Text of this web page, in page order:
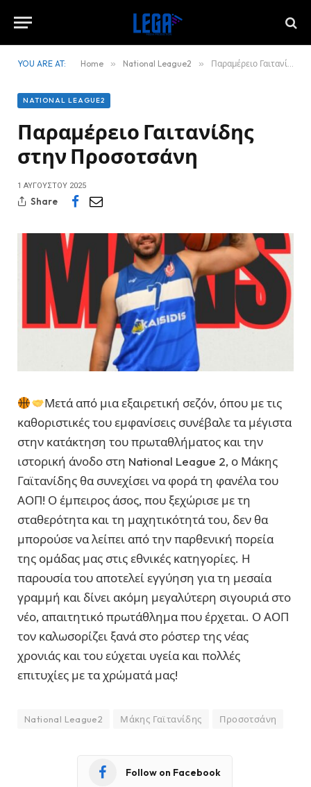
YOU ARE AT: Home » National League2 » Παραμέρειο Γαιτανίδης στην Προσοτσάνη
NATIONAL LEAGUE2
Παραμέρειο Γαιτανίδης
στην Προσοτσάνη
1 ΑΥΓΟΎΣΤΟΥ 2025
Share
Μετά από μια εξαιρετική σεζόν, όπου με τις
καθοριστικές του εμφανίσεις συνέβαλε τα μέγιστα
στην κατάκτηση του πρωταθλήματος και την
ιστορική άνοδο στη National League 2, ο Μάκης
Γαϊτανίδης θα συνεχίσει να φορά τη φανέλα του
ΑΟΠ! Ο έμπειρος άσος, που ξεχώρισε με τη
σταθερότητα και τη μαχητικότητά του, δεν θα
μπορούσε να λείπει από την παρθενική πορεία
της ομάδας μας στις εθνικές κατηγορίες. Η
παρουσία του αποτελεί εγγύηση για τη μεσαία
γραμμή και δίνει ακόμη μεγαλύτερη σιγουριά στο
νέο, απαιτητικό πρωτάθλημα που έρχεται. Ο ΑΟΠ
τον καλωσορίζει ξανά στο ρόστερ της νέας
χρονιάς και του εύχεται υγεία και πολλές
επιτυχίες με τα χρώματά μας!
National League2 Μάκης Γαϊτανίδης Προσοτσάνη
Follow on Facebook